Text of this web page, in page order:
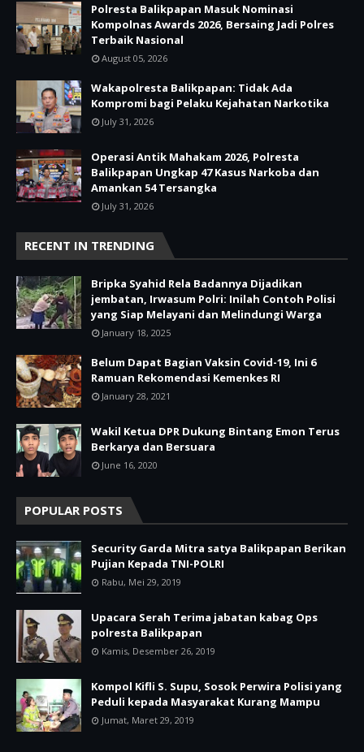
Polresta Balikpapan Masuk Nominasi
Kompolnas Awards 2026, Bersaing Jadi Polres
Terbaik Nasional
August 05, 2026
Wakapolresta Balikpapan: Tidak Ada
Kompromi bagi Pelaku Kejahatan Narkotika
July 31, 2026
Operasi Antik Mahakam 2026, Polresta
Balikpapan Ungkap 47 Kasus Narkoba dan
Amankan 54 Tersangka
July 31, 2026
RECENT IN TRENDING
Bripka Syahid Rela Badannya Dijadikan
jembatan, Irwasum Polri: Inilah Contoh Polisi
yang Siap Melayani dan Melindungi Warga
January 18, 2025
Belum Dapat Bagian Vaksin Covid-19, Ini 6
Ramuan Rekomendasi Kemenkes RI
January 28, 2021
Wakil Ketua DPR Dukung Bintang Emon Terus
Berkarya dan Bersuara
June 16, 2020
POPULAR POSTS
Security Garda Mitra satya Balikpapan Berikan
Pujian Kepada TNI-POLRI
Rabu, Mei 29, 2019
Upacara Serah Terima jabatan kabag Ops
polresta Balikpapan
Kamis, Desember 26, 2019
Kompol Kifli S. Supu, Sosok Perwira Polisi yang
Peduli kepada Masyarakat Kurang Mampu
Jumat, Maret 29, 2019